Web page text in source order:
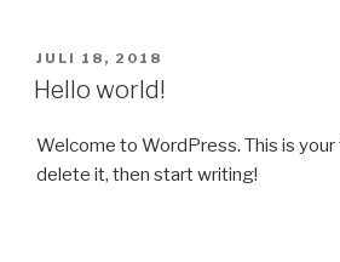
PUBLICERAT
JULI 18, 2018
Hello world!
Welcome to WordPress. This is
delete it, then start writing!